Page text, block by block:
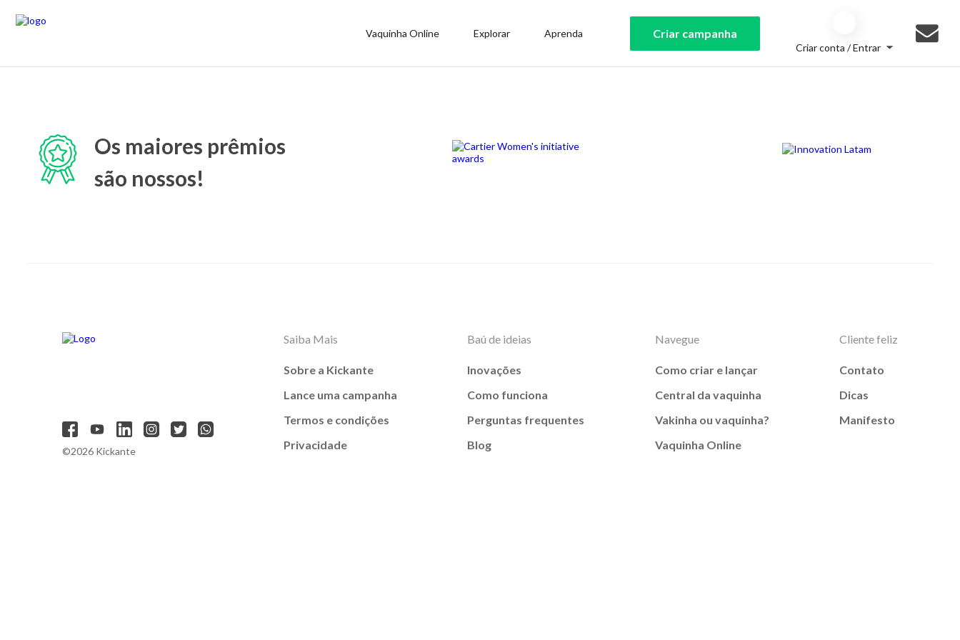
Vaquinha Online Explorar Aprenda Criar campanha
Criar conta / Entrar
Os maiores prêmios
são nossos!
©2026 Kickante
Saiba Mais
Sobre a Kickante
Lance uma campanha
Termos e condições
Privacidade
Baú de ideias
Inovações
Como funciona
Perguntas frequentes
Blog
Navegue
Como criar e lançar
Central da vaquinha
Vakinha ou vaquinha?
Vaquinha Online
Cliente feliz
Contato
Dicas
Manifesto